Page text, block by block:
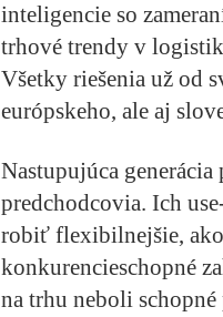
inteligencie so
trhové trendy v
Všetky riešenia už od
európskeho, ale aj
Nastupujúca
predchodcovia. Ich
robiť flexibilnejšie,
konkurencieschopné
na trhu neboli